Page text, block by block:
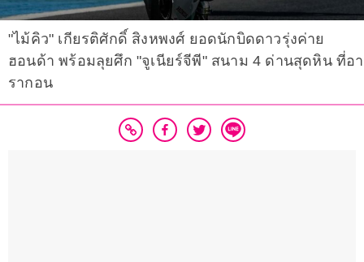
"ไม้คิว" เกียรติศักดิ์ สิงหพงศ์ ยอดนักบิดดาวรุ่งค่าย
ฮอนด้า พร้อมลุยศึก "จูเนียร์จีพี" สนาม 4 ด่านสุดหิน ที่อา
รากอน